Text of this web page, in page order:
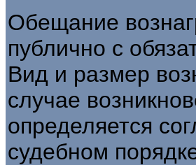
Обещание
публично с
Вид и размер
случае
определяется
судебном